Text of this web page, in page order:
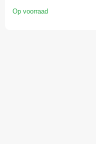
Op voorraad